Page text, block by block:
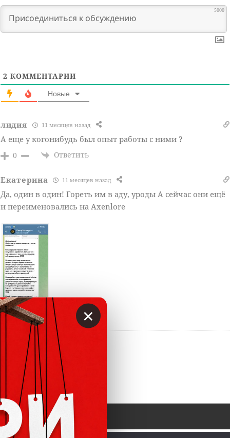
5000
2 КОММЕНТАРИИ
Новые
лидия 11 месяцев назад
А еще у когонибудь был опыт работы с ними ?
0 Ответить
Екатерина 11 месяцев назад
Да, один в один! Гореть им в аду, уроды А сейчас они ещё
и переименовались на Axenlore
Ответить
×